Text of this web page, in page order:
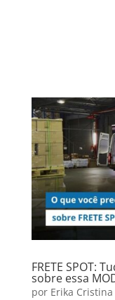
FRETE SPOT:
sobre essa
por Erika Cristina